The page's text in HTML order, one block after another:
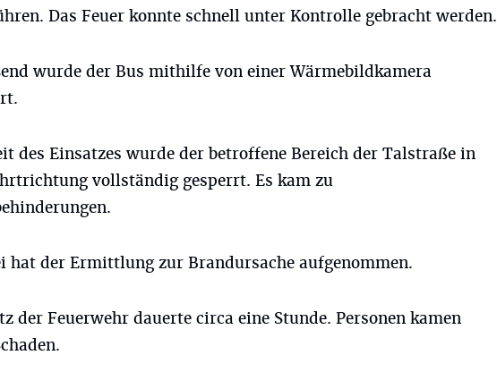
Das Feuer konnte schnell unter Kontrolle gebracht werden.
wurde der Bus mithilfe von einer Wärmebildkamera
des Einsatzes wurde der betroffene Bereich der Talstraße in
vollständig gesperrt. Es kam zu
hat der Ermittlung zur Brandursache aufgenommen.
der Feuerwehr dauerte circa eine Stunde. Personen kamen